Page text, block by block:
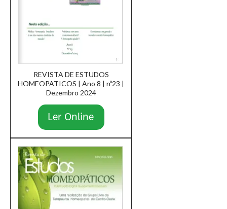
REVISTA DE ESTUDOS
HOMEOPATICOS | Ano 8 | nº23 |
Dezembro 2024
Ler Online